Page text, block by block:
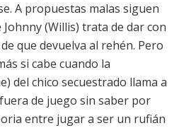
A propuestas malas siguen
(Willis) trata de dar con
que devuelva al rehén. Pero
si cabe cuando la
del chico secuestrado llama a
de juego sin saber por
entre jugar a ser un rufián